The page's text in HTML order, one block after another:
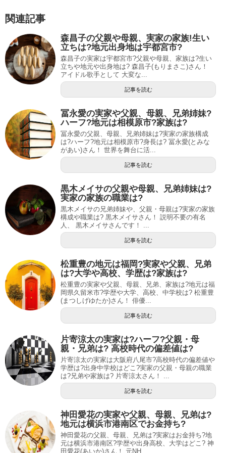
関連記事
森昌子の父親や母親、実家の家族!生い
立ちは?地元出身地は宇都宮市?
森昌子の実家は宇都宮市?父親や母親、家族は?生い
立ちや地元や出身地は? 森昌子(もりまさこ)さん！
アイドル歌手として 大変な...
記事を読む
冨永愛の実家や父親、母親、兄弟姉妹?
ハーフ?地元は相模原市?家族は?
冨永愛の父親、母親、兄弟姉妹は?実家の家族構成
は?ハーフ?地元は相模原市?身長は? 冨永愛(とみな
があい)さん！ 世界を舞台に活...
記事を読む
黒木メイサの父親や母親、兄弟姉妹は?
実家の家族の職業は?
黒木メイサの兄弟姉妹や、父親・母親は?実家の家族
構成や職業は? 黒木メイサさん！ 説明不要の有名
人、 黒木メイサさんです！ ...
記事を読む
松重豊の地元は福岡?実家や父親、兄弟
は?大学や高校、学歴は?家族は?
松重豊の実家や父親、母親、兄弟、家族は?地元は福
岡県久留米市?学歴や大学、高校、中学校は? 松重豊
(まつしげゆたか)さん！ 俳優...
記事を読む
片寄涼太の実家は?ハーフ?父親・母
親・兄弟は? 高校時代の偏差値は?
片寄涼太の実家は大阪府八尾市?高校時代の偏差値や
学歴は?出身中学校はどこ?実家の父親・母親の職業
は?兄弟や家族は? 片寄涼太さん！ ...
記事を読む
神田愛花の実家や父親、母親、兄弟は?
地元は横浜市港南区でお金持ち?
神田愛花の父親、母親、兄弟は?実家はお金持ち?地
元は横浜市港南区?学歴や出身高校、大学はどこ? 神
田愛花(あいか)さん！ 元NH...